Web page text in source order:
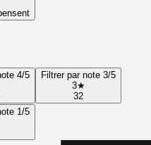
4/5
Filtrer par note 3/5
3★
32
1/5